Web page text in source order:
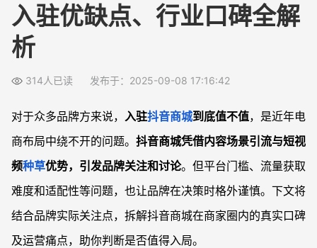
真实品牌商家口碑与经验分享
常见问题
品牌方如何判断自己适不适合入驻抖音商城？
平台风险和运营痛点主要体现在哪些方面？
入驻优缺点、行业口碑全解
析
314人已读 发布于：2025-09-08 17:16:42
对于众多品牌方来说， 入驻抖音商城到底值不值，是近年电
商布局中绕不开的问题。 抖音商城凭借内容场景引流与短视
频种草优势，引发品牌关注和讨论。但平台门槛、流量获取
难度和适配性等问题，也让品牌在决策时格外谨慎。下文将
结合品牌实际关注点，拆解抖音商城在商家圈内的真实口碑
及运营痛点，助你判断是否值得入局。